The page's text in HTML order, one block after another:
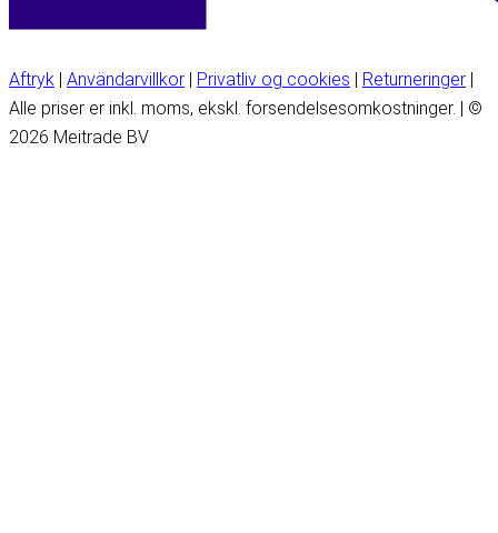
Aftryk | Användarvillkor | Privatliv og cookies | Returneringer |
Alle priser er inkl. moms, ekskl. forsendelsesomkostninger. | ©
2026 Meitrade BV